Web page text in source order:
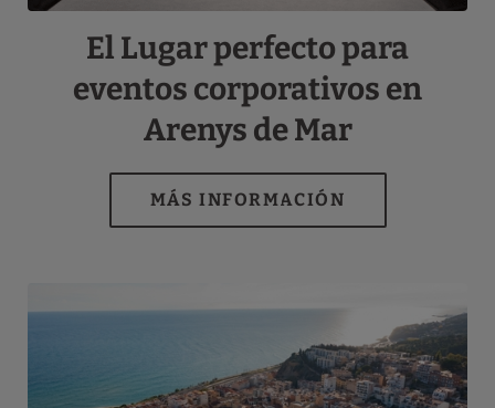
El Lugar perfecto para
eventos corporativos en
Arenys de Mar